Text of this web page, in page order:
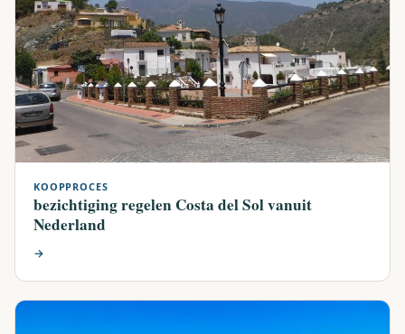
KOOPPROCES
bezichtiging regelen Costa del Sol vanuit
Nederland
→